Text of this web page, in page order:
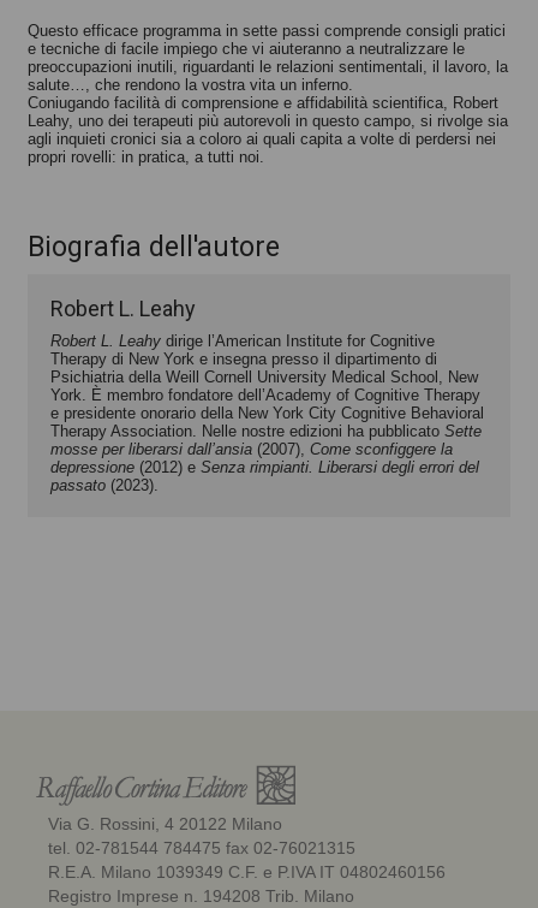
Questo efficace programma in sette passi comprende consigli pratici
e tecniche di facile impiego che vi aiuteranno a neutralizzare le
preoccupazioni inutili, riguardanti le relazioni sentimentali, il lavoro, la
salute…, che rendono la vostra vita un inferno.
Coniugando facilità di comprensione e affidabilità scientifica, Robert
Leahy, uno dei terapeuti più autorevoli in questo campo, si rivolge sia
agli inquieti cronici sia a coloro ai quali capita a volte di perdersi nei
propri rovelli: in pratica, a tutti noi.
Biografia dell'autore
Robert L. Leahy
Robert L. Leahy dirige l’American Institute for Cognitive
Therapy di New York e insegna presso il dipartimento di
Psichiatria della Weill Cornell University Medical School, New
York. È membro fondatore dell’Academy of Cognitive Therapy
e presidente onorario della New York City Cognitive Behavioral
Therapy Association. Nelle nostre edizioni ha pubblicato Sette
mosse per liberarsi dall’ansia (2007), Come sconfiggere la
depressione (2012) e Senza rimpianti. Liberarsi degli errori del
passato (2023).
Via G. Rossini, 4 20122 Milano
tel. 02-781544 784475 fax 02-76021315
R.E.A. Milano 1039349 C.F. e P.IVA IT 04802460156
Registro Imprese n. 194208 Trib. Milano